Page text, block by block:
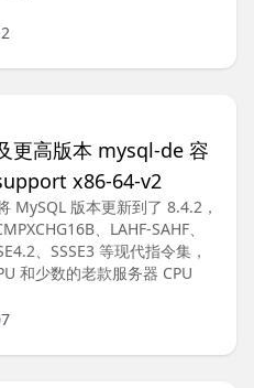
更高版本 mysql-de 容
x86-64-v2
MySQL 版本更新到了 8.4.2，
、LAHF-SAHF、
、SSSE3 等现代指令集，
和少数的老款服务器 CPU